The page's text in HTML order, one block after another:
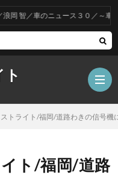
／車のニュース３０／～車をお
トライト/福岡/道路わきの信号機
ト/福岡/道路